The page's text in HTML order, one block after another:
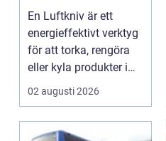
kylning i modern
industri
En Luftkniv är ett
energieffektivt verktyg
för att torka, rengöra
eller kyla produkter i
rörelse. Te...
02 augusti 2026